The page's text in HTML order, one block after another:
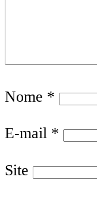
Nome *
E-mail *
Site